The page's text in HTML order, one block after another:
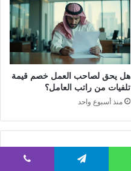
هل يحق لصاحب العمل خصم قيمة
تلفيات من راتب العامل؟
منذ أسبوع واحد